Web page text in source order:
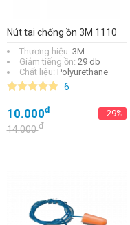
Nút tai chống ồn
Chụp tai giảm ồn
Proguard PC09SE
Nút tai chống ồn 3M 1110
Thương hiệu: 3M
Giảm tiếng ồn: 29 db
Chất liệu: Polyurethane
6
10.000đ - 29%
14.000đ